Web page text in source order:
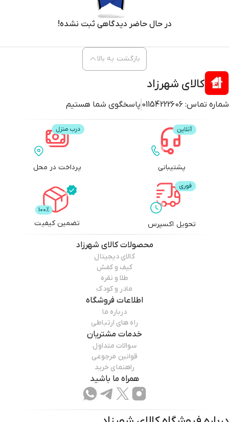
در حال حاضر دیدگاهی ثبت نشده!
کالای شهرزاد
شماره تماس: 01154222606 پاسخگوی شما هستیم
بازگشت به بالا
پشتیبانی پرداخت در محل
تحویل اکسپرس تضمین کیفیت
محصولاتکالای شهرزاد
کالای دیجیتال
کیف و کفش
طلا و نقره
مادر و کودک
اطلاعات فروشگاه
درباره ما
راه های ارتباطی
خدمات مشتریان
سوالات متداول
قوانین مرجوعی
راهنمای خرید
همراه ما باشید